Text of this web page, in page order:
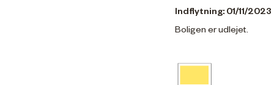
Indflytning: 01/11/2023
Boligen er udlejet.